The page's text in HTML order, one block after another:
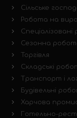
Сільське
Робота на
Сезонна
Торгівля
Складські
Транспорт і
Будівельні
Харчова
Готельно-